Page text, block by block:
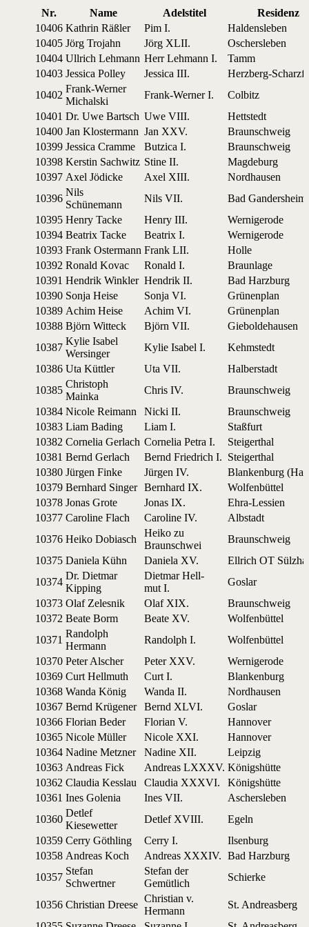
Nr. Name Adel­sti­tel
Resi­denz
10406 Kathrin Räßler Pim I.
Hal­dens­le­ben
10405 Jörg Trojahn Jörg XLII.
Oschers­le­ben
10404 Ull­rich Lehmann Herr Leh­mann I.
Tamm
10403 Jes­si­ca Polley Jes­si­ca III.
Herz­berg-
10402
Frank-Wer­ner
Michalski
Frank-Wer­ner I.
Col­bitz
10401 Dr. Uwe Bartsch Uwe VIII.
Hetts­tedt
10400 Jan Klostermann Jan XXV.
Braun­sch­weig
10399 Jes­si­ca Cramme But­zi­ca I.
Braun­sch­weig
10398 Kers­tin Sachwitz Stine II.
Mag­de­burg
10397 Axel Jödicke Axel XIII.
Nord­hau­sen
10396
Nils
Schünemann
Nils VII.
Bad Gan­der­sheim
10395 Hen­ry Tacke Hen­ry III.
Wer­ni­ge­rode
10394 Bea­trix Tacke Bea­trix I.
Wer­ni­ge­rode
10393 Frank Ostermann Frank LII.
Holle
10392 Ronald Kovac Ronald I.
Braun­lage
10391 Hen­drik Winkler Hen­drik II.
Bad Harz­burg
10390 Son­ja Heise Son­ja VI.
Grü­nen­plan
10389 Achim Heise Achim VI.
Grü­nen­plan
10388 Björn Witteck Björn VII.
Gie­bol­de­hau­sen
10387
Kylie Isa­bel
Wersinger
Kylie Isa­bel I.
Kehm­stedt
10386 Uta Küttler Uta VII.
Hal­bers­tadt
10385
Chris­toph
Mainka
Chris IV.
Braun­sch­weig
10384 Nicole Reimann Nicki II.
Braun­sch­weig
10383 Liam Bading Liam I.
Staß­furt
10382 Cor­ne­lia Gerlach Cor­ne­lia Petra I.
Stei­ger­thal
10381 Bernd Gerlach Bernd Frie­drich I. Stei­ger­thal
10380 Jür­gen Finke Jür­gen IV.
Blan­ken­burg
10379 Bern­hard Singer Bern­hard IX.
Wol­fenbüt­tel
10378 Jonas Grote Jonas IX.
Ehra-Les­sien
10377 Caro­line Flach Caro­line IV.
Albs­tadt
10376 Hei­ko Dobiasch
Hei­ko zu
Braunschwei
Braun­sch­weig
10375 Danie­la Kühn Danie­la XV.
Ell­rich OT
10374
Dr. Diet­mar
Kipping
Diet­mar Hell­
mut I.
Gos­lar
10373 Olaf Zelesnik Olaf XIX.
Braun­sch­weig
10372 Beate Borm Beate XV.
Wol­fenbüt­tel
10371
Ran­dolph
Hermann
Ran­dolph I.
Wol­fenbüt­tel
10370 Peter Alscher Peter XXV.
Wer­ni­ge­rode
10369 Curt Hellmuth Curt I.
Blan­ken­burg
10368 Wan­da König Wan­da II.
Nord­hau­sen
10367 Bernd Krügener Bernd XLVI.
Gos­lar
10366 Flo­rian Beder Flo­rian V.
Han­no­ver
10365 Nicole Müller Nicole XXI.
Han­no­ver
10364 Nadine Metzner Nadine XII.
Leip­zig
10363 Andreas Fick Andreas LXXXV. König­shütte
10362 Clau­dia Kesslau Clau­dia XXXVI.
König­shütte
10361 Ines Golenia Ines VII.
Aschers­le­ben
10360
Det­lef
Kiesewetter
Det­lef XVIII.
Egeln
10359 Cer­ry Göthling Cer­ry I.
Ilsen­burg
10358 Andreas Koch Andreas XXXIV. Bad Harz­burg
10357
Ste­fan
Schwertner
Ste­fan der
Gemütlich
Schierke
10356 Chris­tian Dreese
Chris­tian v.
Hermann
St. Andreas­berg